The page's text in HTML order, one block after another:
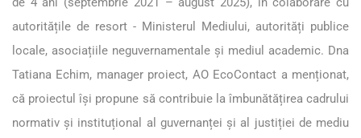
autoritățile de resort - Ministerul Mediului, autorități publice
locale, asociațiile neguvernamentale și mediul academic. Dna
Tatiana Echim, manager proiect, AO EcoContact a menționat,
că proiectul își propune să contribuie la îmbunătățirea cadrului
normativ și instituțional al guvernanței și al justiției de mediu